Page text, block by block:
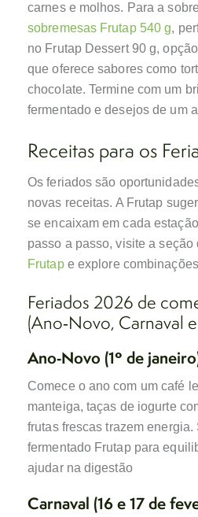
carnes e molhos. Para a
sobremesas Frutap 540 g,
no Frutap Dessert 90 g,
que oferece sabores como
chocolate. Termine com um
fermentado e desejos de um
Receitas para os
Os feriados são
novas receitas. A Frutap
se encaixam em cada
passo a passo, visite a seção
Frutape explore
Feriados 2026 de
(Ano‑Novo, Carnaval
Ano‑Novo (1º de
Comece o ano com um café
manteiga, taças de iogurte
frutas frescas trazem
fermentado Frutap para
ajudar na digestão
Carnaval (16 e 17 de